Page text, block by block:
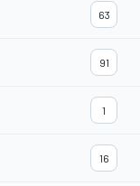
63
91
1
16